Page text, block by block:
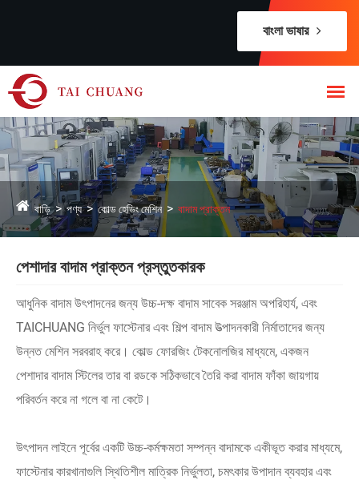
বাংলা ভাষার
বাড়ি পণ্য কোল্ড হেডিং মেশিন বাদাম প্রাক্তন
পেশাদার বাদাম প্রাক্তন প্রস্তুতকারক
আধুনিক বাদাম উৎপাদনের জন্য উচ্চ-দক্ষ বাদাম সাবেক সরঞ্জাম অপরিহার্য, এবং
TAICHUANG নির্ভুল ফাস্টেনার এবং শিল্প বাদাম উত্পাদনকারী নির্মাতাদের জন্য
উন্নত মেশিন সরবরাহ করে। কোল্ড ফোরজিং টেকনোলজির মাধ্যমে, একজন
পেশাদার বাদাম স্টিলের তার বা রডকে সঠিকভাবে তৈরি করা বাদাম ফাঁকা জায়গায়
পরিবর্তন করে না গলে বা না কেটে।
উৎপাদন লাইনে পূর্বের একটি উচ্চ-কর্মক্ষমতা সম্পন্ন বাদামকে একীভূত করার মাধ্যমে,
ফাস্টেনার কারখানাগুলি স্থিতিশীল মাত্রিক নির্ভুলতা, চমৎকার উপাদান ব্যবহার এবং